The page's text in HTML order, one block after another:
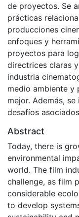
de proyectos. Se
prácticas
producciones
enfoques y
proyectos para
directrices claras
industria
medio ambiente y
mejor. Además,
desafíos
Abstract
Today, there is
environmental
world. The film
challenge, as film
considerable
to develop